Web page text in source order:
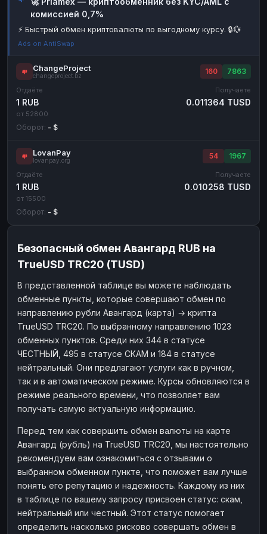
Наличные
Наличные USD Наличные USD
комиссией 0,7%
⚡ Быстрый обмен криптовалюты по выгодному курсу. 🔒💱
Ads on AntiSwap
ChangeProject
changeproject.bz
160 7863
Отдаёте
1 RUB
от 52800
Получаете
0.011364 TUSD
Оборот: - $
LovanPay
lovanpay.org
54 1967
Отдаёте
1 RUB
от 15500
Получаете
0.010258 TUSD
Оборот: - $
Безопасный обмен Авангард RUB на
TrueUSD TRC20 (TUSD)
В представленной таблице вы можете наблюдать
обменные пункты, которые совершают обмен по
направлению рубли Авангард (карта) → крипта
TrueUSD TRC20. По выбранному направлению 1023
обменных пунктов. Среди них 344 в статусе
ЧЕСТНЫЙ, 495 в статусе СКАМ и 184 в статусе
нейтральный. Они предлагают услуги как в ручном,
так и в автоматическом режиме. Курсы обновляются в
режиме реального времени, что позволяет вам
получать самую актуальную информацию.
Перед тем как совершить обмен валюты на карте
Авангард (рубль) на TrueUSD TRC20, мы настоятельно
рекомендуем вам ознакомиться с отзывами о
выбранном обменном пункте, что поможет вам лучше
понять его репутацию и надежность. Каждому из них
в таблице по вашему запросу присвоен статус: скам,
нейтральный или честный. Этот статус помогает
определить насколько рисково совершать обмен в